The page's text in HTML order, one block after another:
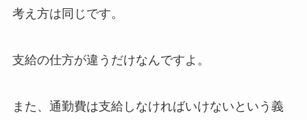
考え方は同じです。
支給の仕方が違うだけなんですよ。
また、通勤費は支給しなければいけないという義